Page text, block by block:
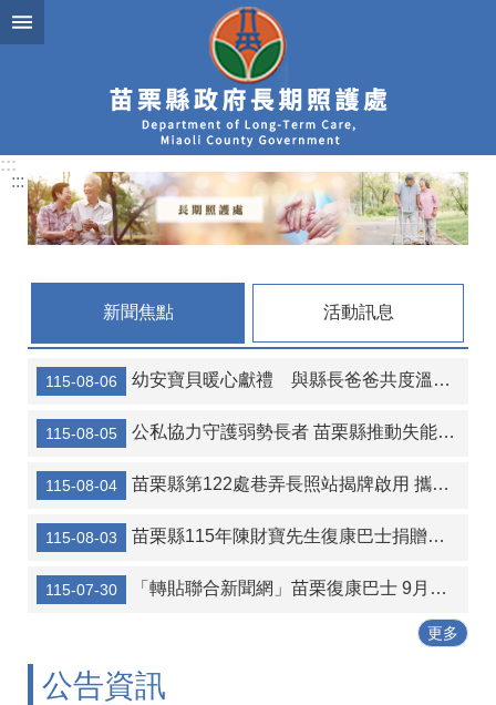
跳到主要內容區塊
:::
:::
新聞焦點 活動訊息
115-08-06 幼安寶貝暖心獻禮 與縣長爸爸共度溫馨父親節
115-08-05 公私協力守護弱勢長者 苗栗縣推動失能安置加碼補助 減輕家庭照顧負擔
115-08-04 苗栗縣第122處巷弄長照站揭牌啟用 攜手打造高齡友善幸福社區
115-08-03 苗栗縣115年陳財寶先生復康巴士捐贈活動
115-07-30 「轉貼聯合新聞網」苗栗復康巴士 9月擬導入AI促進共乘
更多
公告資訊